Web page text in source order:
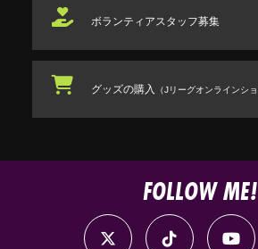
ボランティアスタッフ募集
グッズの購入 （Jリーグオンラインショ
FOLLOW ME!